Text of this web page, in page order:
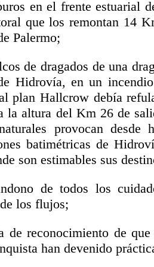
en el frente estuarial
que los remontan 14
Palermo;
de dragados de una
Hidrovía, en un
plan Hallcrow debía
la altura del Km 26 de
provocan
batimétricas de
son estimables sus
de todos los
los flujos;
de reconocimiento de
han devenido